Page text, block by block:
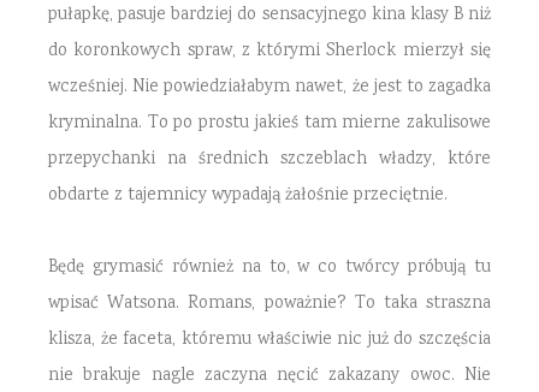
pułapkę, pasuje bardziej do sensacyjnego kina klasy B niż
do koronkowych spraw, z którymi Sherlock mierzył się
wcześniej. Nie powiedziałabym nawet, że jest to zagadka
kryminalna. To po prostu jakieś tam mierne zakulisowe
przepychanki na średnich szczeblach władzy, które
obdarte z tajemnicy wypadają żałośnie przeciętnie.
Będę grymasić również na to, w co twórcy próbują tu
wpisać Watsona. Romans, poważnie? To taka straszna
klisza, że faceta, któremu właściwie nic już do szczęścia
nie brakuje nagle zaczyna nęcić zakazany owoc. Nie